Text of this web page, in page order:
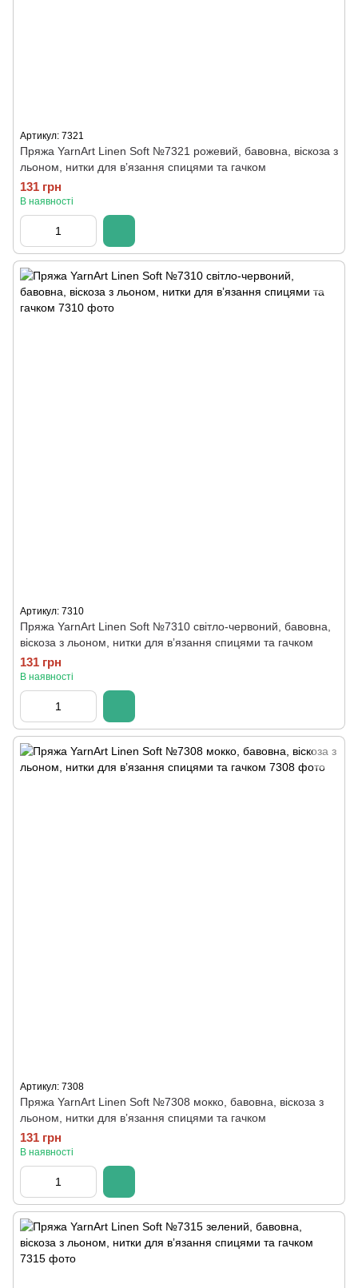
Артикул: 7321
Пряжа YarnArt Linen Soft №7321 рожевий, бавовна, віскоза з
льоном, нитки для вʼязання спицями та гачком
131 грн
В наявності
Артикул: 7310
Пряжа YarnArt Linen Soft №7310 світло-червоний, бавовна,
віскоза з льоном, нитки для вʼязання спицями та гачком
131 грн
В наявності
Артикул: 7308
Пряжа YarnArt Linen Soft №7308 мокко, бавовна, віскоза з
льоном, нитки для вʼязання спицями та гачком
131 грн
В наявності